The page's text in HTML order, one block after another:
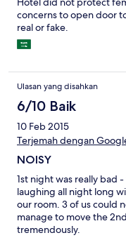
concerns to open door
real or fake.
Ulasan yang disahkan
6/10 Baik
10 Feb 2015
Terjemah dengan
NOISY
1st night was really bad
laughing all night long
our room. 3 of us could
manage to move the
tremendously.